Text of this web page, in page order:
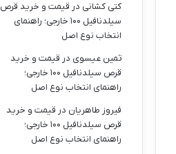
کتی کشانی در قیمت و خرید قرص
سیلدنافیل ۱۰۰ خارجی؛ راهنمای
انتخاب نوع اصل
ثمین عیسوی در قیمت و خرید
قرص سیلدنافیل ۱۰۰ خارجی؛
راهنمای انتخاب نوع اصل
فیروز طاهریان در قیمت و خرید
قرص سیلدنافیل ۱۰۰ خارجی؛
راهنمای انتخاب نوع اصل